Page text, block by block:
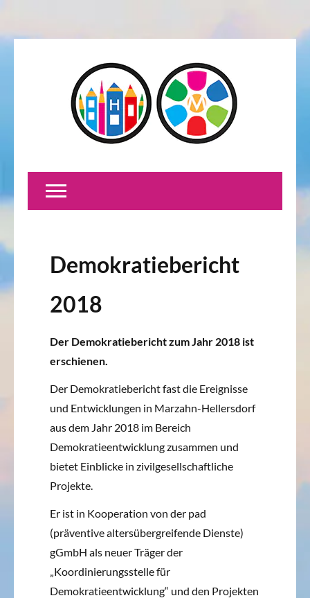
Demokratiebericht
2018
Der Demokratiebericht zum Jahr 2018 ist
erschienen.
Der Demokratiebericht fast die Ereignisse
und Entwicklungen in Marzahn-Hellersdorf
aus dem Jahr 2018 im Bereich
Demokratieentwicklung zusammen und
bietet Einblicke in zivilgesellschaftliche
Projekte.
Er ist in Kooperation von der pad
(präventive altersübergreifende Dienste)
gGmbH als neuer Träger der
„Koordinierungsstelle für
Demokratieentwicklung“ und den Projekten